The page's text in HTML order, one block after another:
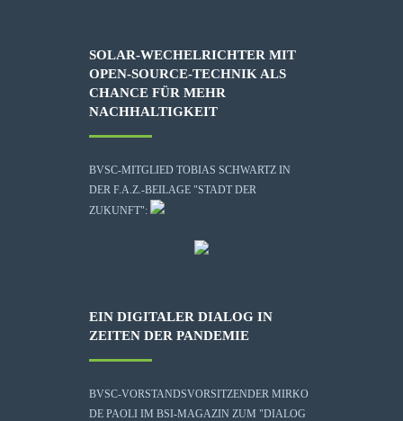
SOLAR-WECHELRICHTER MIT
OPEN-SOURCE-TECHNIK ALS
CHANCE FÜR MEHR
NACHHALTIGKEIT
BVSC-MITGLIED TOBIAS SCHWARTZ IN
DER F.A.Z.-BEILAGE "STADT DER
ZUKUNFT":
EIN DIGITALER DIALOG IN
ZEITEN DER PANDEMIE
BVSC-VORSTANDSVORSITZENDER MIRKO
DE PAOLI IM BSI-MAGAZIN ZUM "DIALOG